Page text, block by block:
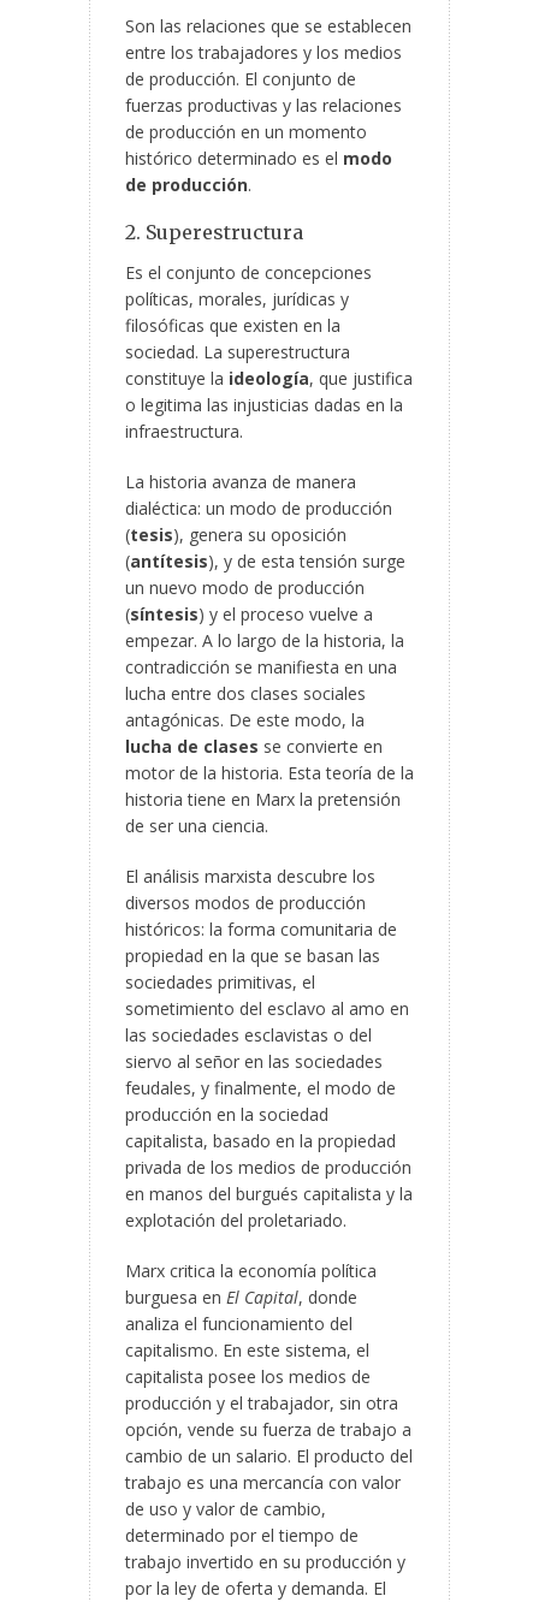
Son las relaciones que se establecen
entre los trabajadores y los medios
de producción. El conjunto de
fuerzas productivas y las relaciones
de producción en un momento
histórico determinado es el modo
de producción.
2. Superestructura
Es el conjunto de concepciones
políticas, morales, jurídicas y
filosóficas que existen en la
sociedad. La superestructura
constituye la ideología, que justifica
o legitima las injusticias dadas en la
infraestructura.
La historia avanza de manera
dialéctica: un modo de producción
(tesis), genera su oposición
(antítesis), y de esta tensión surge
un nuevo modo de producción
(síntesis) y el proceso vuelve a
empezar. A lo largo de la historia, la
contradicción se manifiesta en una
lucha entre dos clases sociales
antagónicas. De este modo, la
lucha de clases se convierte en
motor de la historia. Esta teoría de la
historia tiene en Marx la pretensión
de ser una ciencia.
El análisis marxista descubre los
diversos modos de producción
históricos: la forma comunitaria de
propiedad en la que se basan las
sociedades primitivas, el
sometimiento del esclavo al amo en
las sociedades esclavistas o del
siervo al señor en las sociedades
feudales, y finalmente, el modo de
producción en la sociedad
capitalista, basado en la propiedad
privada de los medios de producción
en manos del burgués capitalista y la
explotación del proletariado.
Marx critica la economía política
burguesa en El Capital, donde
analiza el funcionamiento del
capitalismo. En este sistema, el
capitalista posee los medios de
producción y el trabajador, sin otra
opción, vende su fuerza de trabajo a
cambio de un salario. El producto del
trabajo es una mercancía con valor
de uso y valor de cambio,
determinado por el tiempo de
trabajo invertido en su producción y
por la ley de oferta y demanda. El